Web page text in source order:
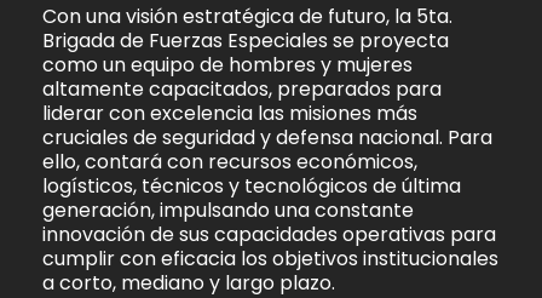
Con una visión estratégica de futuro, la 5ta.
Brigada de Fuerzas Especiales se proyecta
como un equipo de hombres y mujeres
altamente capacitados, preparados para
liderar con excelencia las misiones más
cruciales de seguridad y defensa nacional. Para
ello, contará con recursos económicos,
logísticos, técnicos y tecnológicos de última
generación, impulsando una constante
innovación de sus capacidades operativas para
cumplir con eficacia los objetivos institucionales
a corto, mediano y largo plazo.